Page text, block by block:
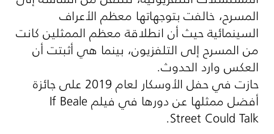
المسرح، خالفت بتوجهاتها معظم الأعراف
السينمائية حيث أن انطلاقة معظم الممثلين كانت
من المسرح إلى التلفزيون، بينما هي أثبتت أن
العكس وارد الحدوث.
حازت في حفل الأوسكار لعام 2019 على جائزة
أفضل ممثلها عن دورها في فيلمIf Beale
Street Could Talk
.